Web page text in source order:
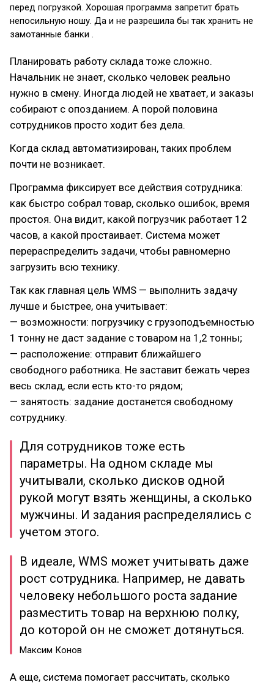
перед погрузкой. Хорошая программа запретит брать
непосильную ношу. Да и не разрешила бы так хранить не
замотанные банки .
Планировать работу склада тоже сложно.
Начальник не знает, сколько человек реально
нужно в смену. Иногда людей не хватает, и заказы
собирают с опозданием. А порой половина
сотрудников просто ходит без дела.
Когда склад автоматизирован, таких проблем
почти не возникает.
Программа фиксирует все действия сотрудника:
как быстро собрал товар, сколько ошибок, время
простоя. Она видит, какой погрузчик работает 12
часов, а какой простаивает. Система может
перераспределить задачи, чтобы равномерно
загрузить всю технику.
Так как главная цель WMS — выполнить задачу
лучше и быстрее, она учитывает:
— возможности: погрузчику с грузоподъемностью
1 тонну не даст задание с товаром на 1,2 тонны;
— расположение: отправит ближайшего
свободного работника. Не заставит бежать через
весь склад, если есть кто-то рядом;
— занятость: задание достанется свободному
сотруднику.
Для сотрудников тоже есть
параметры. На одном складе мы
учитывали, сколько дисков одной
рукой могут взять женщины, а сколько
мужчины. И задания распределялись с
учетом этого.
В идеале, WMS может учитывать даже
рост сотрудника. Например, не давать
человеку небольшого роста задание
разместить товар на верхнюю полку,
до которой он не сможет дотянуться.
Максим Конов
А еще, система помогает рассчитать, сколько